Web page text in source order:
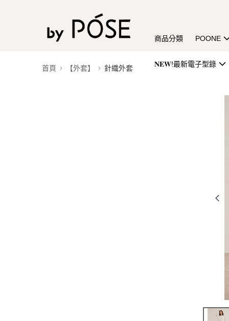
商品分類 POONE
𝐍𝐄𝐖!最新電子型錄
首頁 【外套】 針織外套